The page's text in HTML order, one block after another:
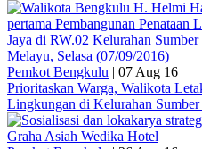
Pemkot Bengkulu | 07 Aug 16
Prioritaskan Warga, Walikota
Lingkungan di Kelurahan Sumber